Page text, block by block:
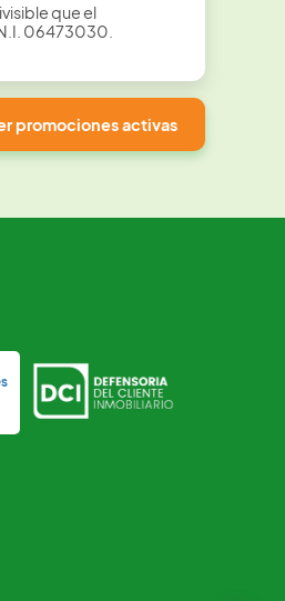
que el
06473030.
promociones activas